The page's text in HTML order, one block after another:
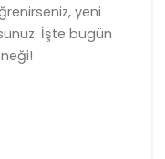
yeni
İşte bugün